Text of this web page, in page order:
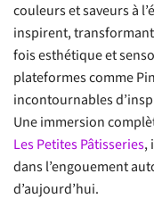
couleurs et saveurs à
inspirent,
fois esthétique et
plateformes comme
incontournables
Une immersion
Les Petites Pâtisseries,
dans l’engouement
d’aujourd’hui.